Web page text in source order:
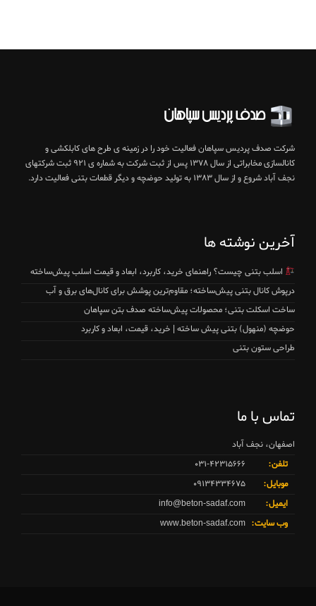
شرکت صدف پردیس سپاهان فعالیت خود را در زمینه ی طرح های کابلکشی و
کانالسازی مخابراتی از سال ۱۳۷۸ پس از ثبت شرکت به شماره ی ۹۲۱ ثبت شرکتهای
نجف آباد شروع و از سال ۱۳۸۳ به تولید حوضچه و دیگر قطعات بتنی فعالیت دارد.
آخرین نوشته ها
اسلب بتنی چیست؟ راهنمای خرید، کاربرد، ابعاد و قیمت اسلب پیش‌ساخته
درپوش کانال بتنی پیش‌ساخته؛ مقاوم‌ترین پوشش برای کانال‌های برق و آب
ساخت اسکلت بتنی؛ محصولات پیش‌ساخته صدف بتن سپاهان
حوضچه (منهول) بتنی پیش ساخته | خرید، قیمت، ابعاد و کاربرد
طراحی ستون بتنی
تماس با ما
اصفهان، نجف آباد
تلفن:
۰۳۱-۴۲۳۱۵۶۶۶
موبایل:
۰۹۱۳۴۳۳۴۶۷۵
ایمیل:
info@beton-sadaf.com
وب سایت: www.beton-sadaf.com